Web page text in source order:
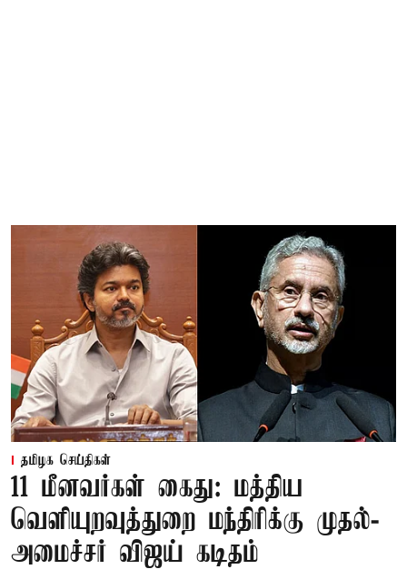
தமிழக செய்திகள்
11 மீனவர்கள் கைது: மத்திய
வெளியுறவுத்துறை மந்திரிக்கு முதல்-
அமைச்சர் விஜய் கடிதம்